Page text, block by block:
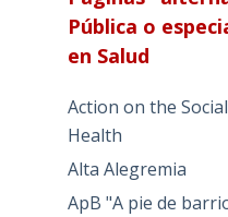
Pública o
en Salud
Action on the
Health
Alta Alegremia
ApB "A pie de